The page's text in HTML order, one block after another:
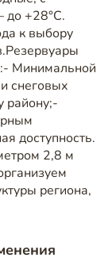
до +28°C.
к выбору
Минимальной
снеговых
району;-
доступность.
2,8 м
региона,